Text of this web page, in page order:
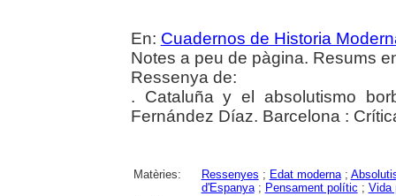
En: Cuadernos de Historia
Notes a peu de pàgina. Resums
Ressenya de:
. Cataluña y el absolutismo
Fernández Díaz. Barcelona :
Matèries: Ressenyes ; Edat moderna;
d'Espanya; Pensament polític ; Vida